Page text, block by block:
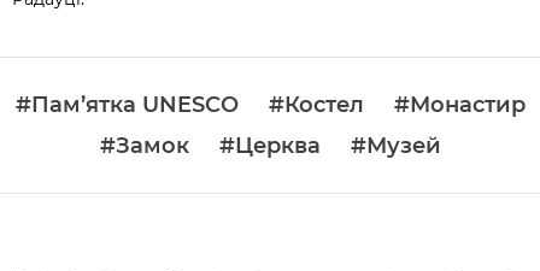
#Пам’ятка UNESCO #Костел
#Монастир
#Замок
#Церква #Музей